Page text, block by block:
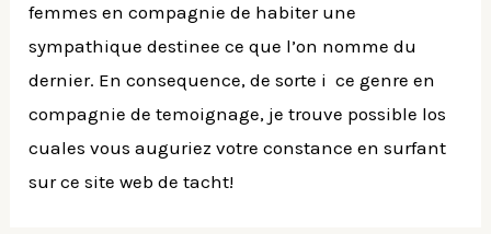
femmes en compagnie de habiter une
sympathique destinee ce que l’on nomme du
dernier. En consequence, de sorte i ce genre en
compagnie de temoignage, je trouve possible los
cuales vous auguriez votre constance en surfant
sur ce site web de tacht!